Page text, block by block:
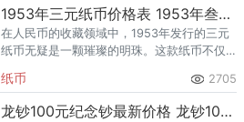
1953年三元纸币价格表 1953年叁元人民币现值多少钱
在人民币的收藏领域中，1953年发行的三元
纸币无疑是一颗璀璨的明珠。这款纸币不仅
忆，因此，其价格一直备受关注。目前单张
1953年3元纸币的回收价
纸币 2705
龙钞100元纪念钞最新价格 龙钞100元纪念钞最新价格